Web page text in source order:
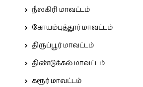
நீலகிரி மாவட்டம்
கோயம்புத்தூர் மாவட்டம்
திருப்பூர் மாவட்டம்
திண்டுக்கல் மாவட்டம்
கரூர் மாவட்டம்